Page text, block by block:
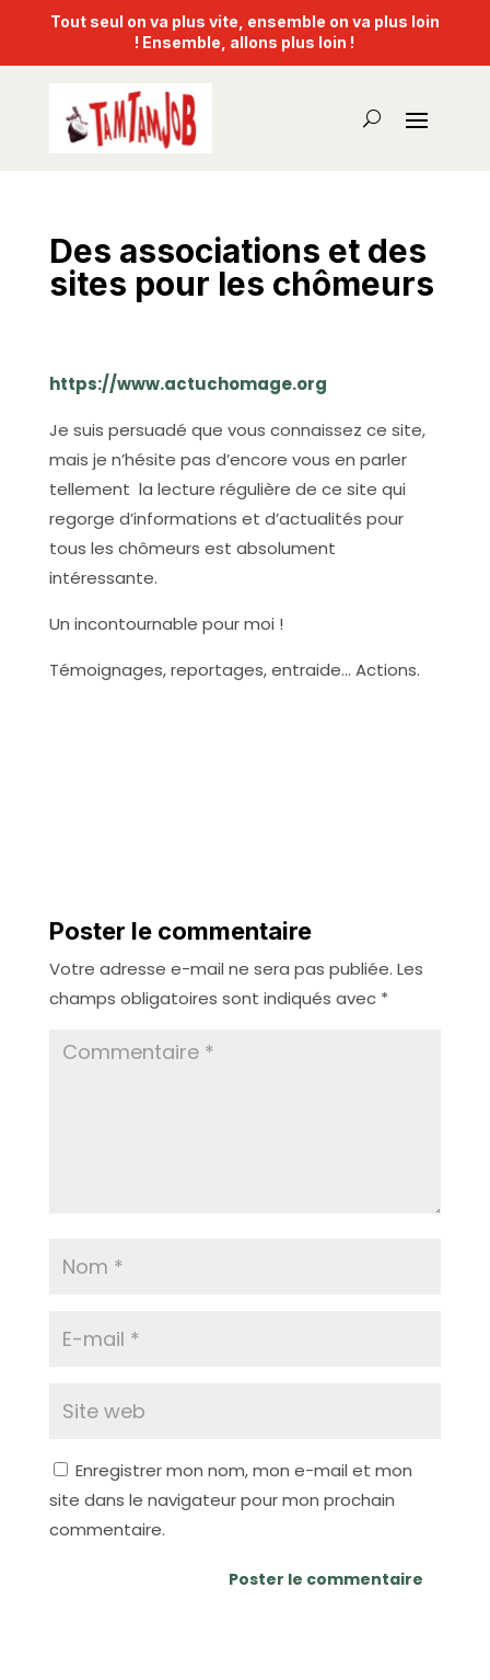
Tout seul on va plus vite, ensemble on va plus loin
! Ensemble, allons plus loin !
Des associations et des
sites pour les chômeurs
https://www.actuchomage.org
Je suis persuadé que vous connaissez ce site,
mais je n’hésite pas d’encore vous en parler
tellement la lecture régulière de ce site qui
regorge d’informations et d’actualités pour
tous les chômeurs est absolument
intéressante.
Un incontournable pour moi !
Témoignages, reportages, entraide… Actions.
Poster le commentaire
Votre adresse e-mail ne sera pas publiée. Les
champs obligatoires sont indiqués avec *
Enregistrer mon nom, mon e-mail et mon
site dans le navigateur pour mon prochain
commentaire.